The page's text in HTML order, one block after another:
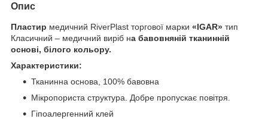
Опис
Пластир медичний RiverPlast торгової марки «IGAR» тип
Класичний – медичний виріб на бавовняній тканинній
основі, білого кольору.
Характеристики:
Тканинна основа, 100% бавовна
Мікропориста структура. Добре пропускає повітря.
Гіпоалергенний клей